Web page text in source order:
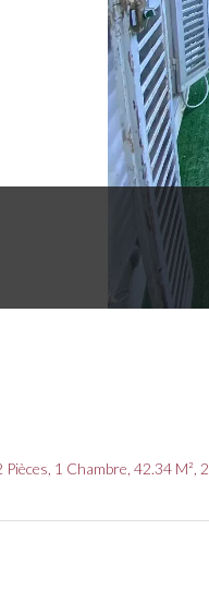
1 Chambre, 42.34 M²,